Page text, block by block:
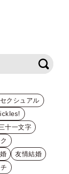
クシュアル
十一文字
友情結婚